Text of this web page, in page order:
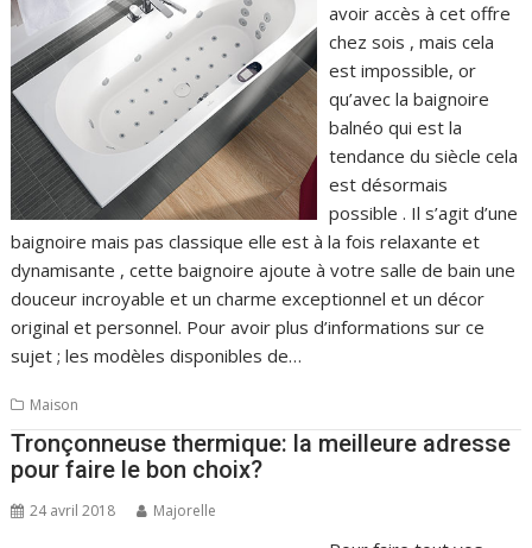
avoir accès à cet offre
chez sois , mais cela
est impossible, or
qu’avec la baignoire
balnéo qui est la
tendance du siècle cela
est désormais
possible . Il s’agit d’une
baignoire mais pas classique elle est à la fois relaxante et
dynamisante , cette baignoire ajoute à votre salle de bain une
douceur incroyable et un charme exceptionnel et un décor
original et personnel. Pour avoir plus d’informations sur ce
sujet ; les modèles disponibles de…
Maison
Tronçonneuse thermique: la meilleure adresse
pour faire le bon choix?
24 avril 2018 Majorelle